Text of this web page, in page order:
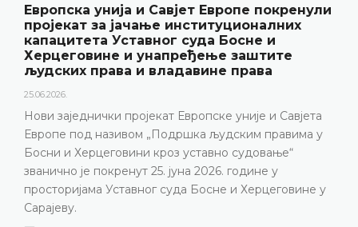
и Савјета
у
у
Уставни суд БиХ представио
резултате рада и нову
„Годишњак“
18.05.2026.
представљени релевантна статистика,
резултати рада Уставног суда у 2025.
изазови с којима се Уставни суд
година, нарочито због непопуњености
састава